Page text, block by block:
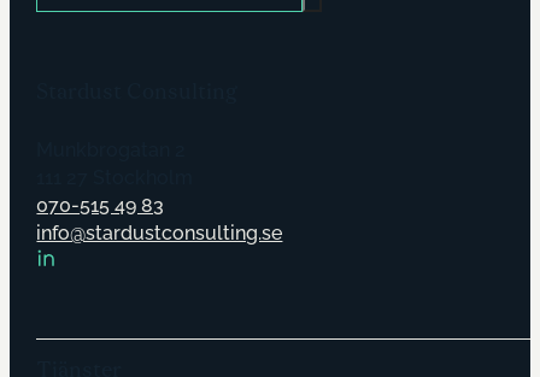
070-515 49 83
info@stardustconsulting.se